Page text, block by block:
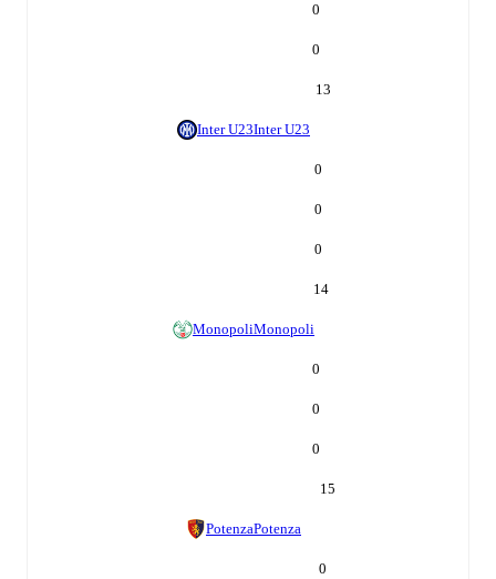
0
0
13
Inter U23Inter U23
0
0
0
14
MonopoliMonopoli
0
0
0
15
PotenzaPotenza
0